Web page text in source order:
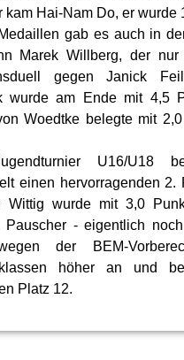
kam Hai-Nam Do, er wurde
gab es auch in
Marek Willberg, der
gegen Janick
wurde am Ende mit 4,5
Woedtke belegte mit
U16/U18
einen hervorragenden 2.
Wittig wurde mit 3,0
Pauscher - eigentlich
der BEM-
höher an und
Platz 12.